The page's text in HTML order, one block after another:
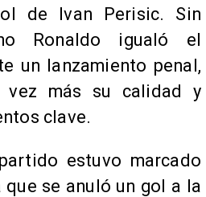
de Ivan Perisic. Sin
Ronaldo igualó el
un lanzamiento penal,
vez más su calidad y
clave.
estuvo marcado
que se anuló un gol a la